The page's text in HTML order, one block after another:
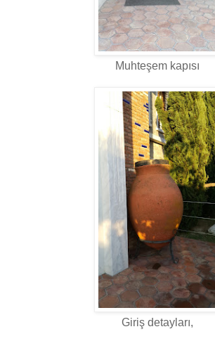
Muhteşem kapısı
Giriş detayları,